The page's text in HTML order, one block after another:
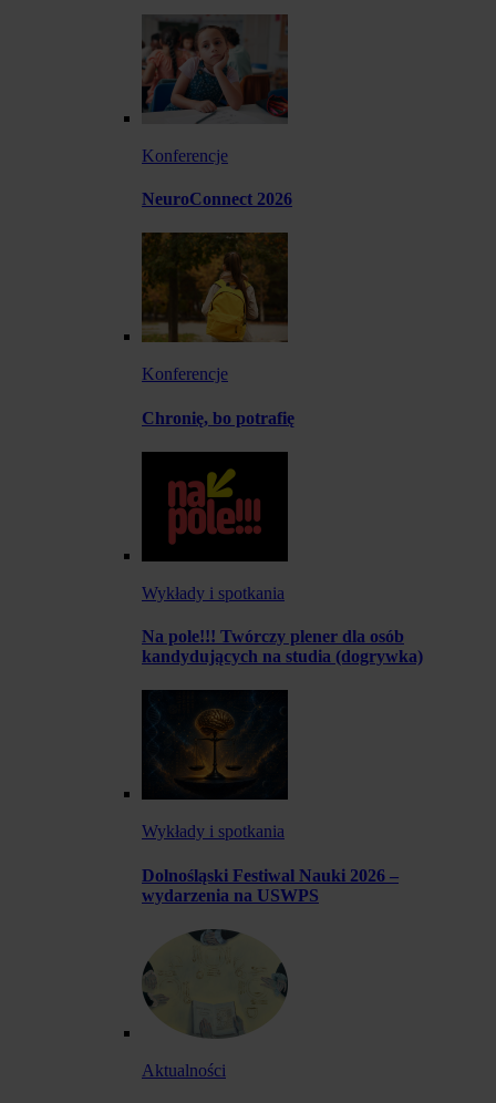
Konferencje
NeuroConnect 2026
Konferencje
Chronię, bo potrafię
Wykłady i spotkania
Na pole!!! Twórczy plener dla osób
kandydujących na studia (dogrywka)
Wykłady i spotkania
Dolnośląski Festiwal Nauki 2026 –
wydarzenia na USWPS
Aktualności